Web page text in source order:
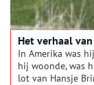
Het verhaal
In Amerika was
hij woonde, was
lot van Hansje